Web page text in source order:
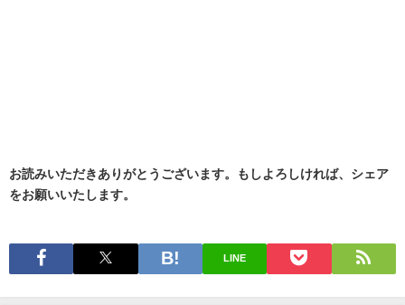
お読みいただきありがとうございます。もしよろしければ、シェア
をお願いいたします。
LINE